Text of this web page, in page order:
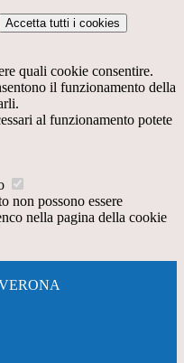
Accetta tutti i cookies
quali cookie consentire.
il funzionamento della
al funzionamento potete
non possono essere
nella pagina della cookie